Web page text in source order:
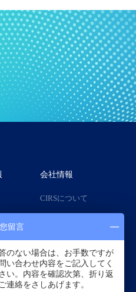
会社情報
CIRSについて
採用情報
留言
のない場合は、お手数ですが
い合わせ内容をご記入してく
い。内容を確認次第、折り返
連絡をさしあげます。